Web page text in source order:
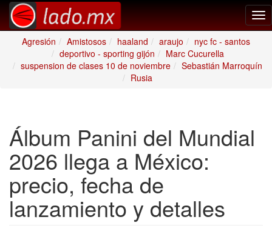
Agresión
Amistosos haaland araujo
nyc fc - santos
deportivo - sporting gijón
Marc Cucurella
suspension de clases 10 de noviembre
Sebastián Marroquín
Rusia
Álbum Panini del Mundial
2026 llega a México:
precio, fecha de
lanzamiento y detalles